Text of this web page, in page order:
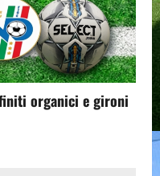
organici e gironi